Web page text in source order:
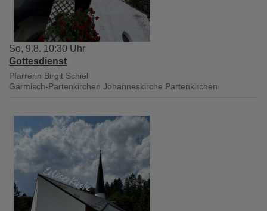
So, 9.8. 10:30 Uhr
Gottesdienst
Pfarrerin Birgit Schiel
Garmisch-Partenkirchen Johanneskirche Partenkirchen